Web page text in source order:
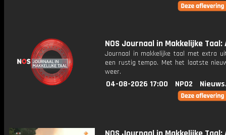
NOS Journaal in Makkelijke Taal:
Journaal in makkelijke taal met extra
een rustig tempo. Met het laatste
weer.
04-08-2026 17:00 NPO2